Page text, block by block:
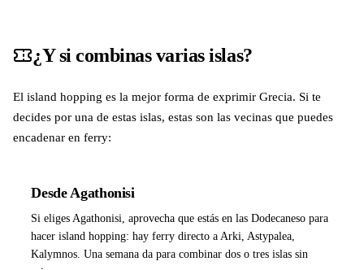
¿Y si combinas varias islas?
El island hopping es la mejor forma de exprimir Grecia. Si te
decides por una de estas islas, estas son las vecinas que puedes
encadenar en ferry:
Desde Agathonisi
Si eliges Agathonisi, aprovecha que estás en las Dodecaneso para
hacer island hopping: hay ferry directo a Arki, Astypalea,
Kalymnos. Una semana da para combinar dos o tres islas sin